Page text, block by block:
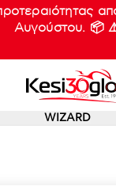
Αυγούστου. 📦
WIZARD